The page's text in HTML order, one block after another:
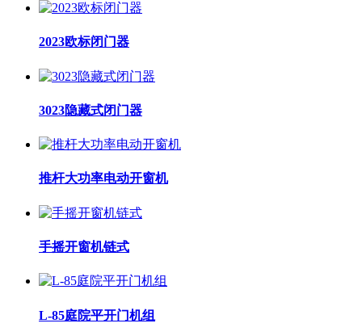
2023欧标闭门器
3023隐藏式闭门器
推杆大功率电动开窗机
手摇开窗机链式
L-85庭院平开门机组